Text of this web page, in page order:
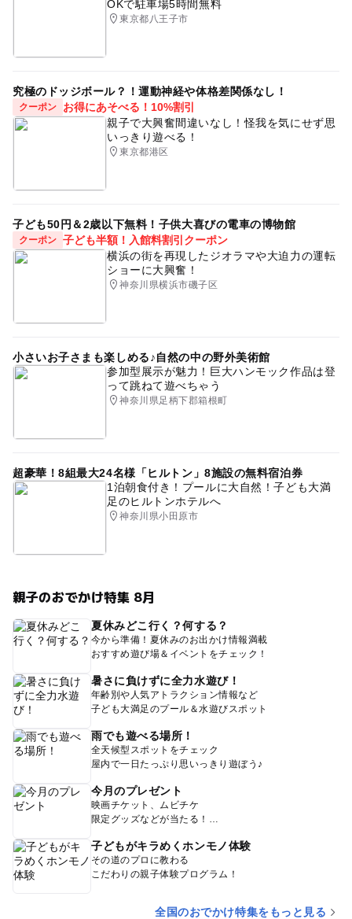
OKで駐車場5時間無料
東京都八王子市
究極のドッジボール？！運動神経や体格差関係なし！
クーポン
お得にあそべる！10%割引
親子で大興奮間違いなし！怪我を気にせず思
いっきり遊べる！
東京都港区
子ども50円＆2歳以下無料！子供大喜びの電車の博物館
クーポン 子ども半額！入館料割引クーポン
横浜の街を再現したジオラマや大迫力の運転
ショーに大興奮！
神奈川県横浜市磯子区
小さいお子さまも楽しめる♪自然の中の野外美術館
参加型展示が魅力！巨大ハンモック作品は登
って跳ねて遊べちゃう
神奈川県足柄下郡箱根町
超豪華！8組最大24名様「ヒルトン」8施設の無料宿泊券
1泊朝食付き！プールに大自然！子ども大満
足のヒルトンホテルへ
神奈川県小田原市
親子のおでかけ特集 8月
夏休みどこ行く？何する？
今から準備！夏休みのお出かけ情報満載
おすすめ遊び場＆イベントをチェック！
暑さに負けずに全力水遊び！
年齢別や人気アトラクション情報など
子ども大満足のプール＆水遊びスポット
雨でも遊べる場所！
全天候型スポットをチェック
屋内で一日たっぷり思いっきり遊ぼう♪
今月のプレゼント
映画チケット、ムビチケ
限定グッズなどが当たる！
子どもがキラめくホンモノ体験
その道のプロに教わる
こだわりの親子体験プログラム！
全国のおでかけ特集をもっと見る